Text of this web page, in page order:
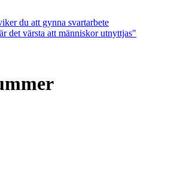
du att gynna svartarbete
det värsta att människor utnyttjas"